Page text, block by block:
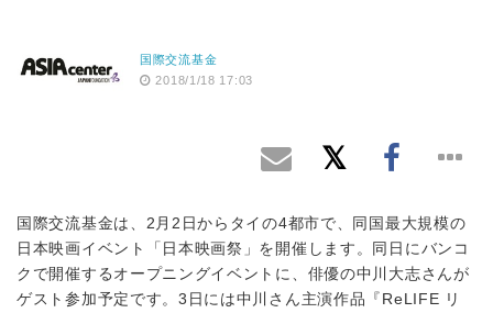
国際交流基金
2018/1/18 17:03
国際交流基金は、2月2日からタイの4都市で、同国最大規模の
日本映画イベント「日本映画祭」を開催します。同日にバンコ
クで開催するオープニングイベントに、俳優の中川大志さんが
ゲスト参加予定です。3日には中川さん主演作品『ReLIFE リ